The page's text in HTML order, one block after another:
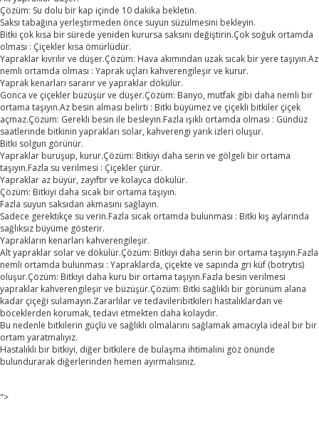
Çözüm: Su dolu bir kap içinde 10 dakika bekletin.
Saksı tabağına yerleştirmeden önce suyun süzülmesini bekleyin.
Bitki çok kısa bir sürede yeniden kurursa saksını değiştirin.Çok soğuk ortamda
olması : Çiçekler kısa ömürlüdür.
Yapraklar kıvrılır ve düşer.Çözüm: Hava akımından uzak sıcak bir yere taşıyın.Az
nemli ortamda olması : Yaprak uçları kahverengileşir ve kurur.
Yaprak kenarları sararır ve yapraklar dökülür.
Gonca ve çiçekler büzüşür ve düşer.Çözüm: Banyo, mutfak gibi daha nemli bir
ortama taşıyın.Az besin alması belirti : Bitki büyümez ve çiçekli bitkiler çiçek
açmaz.Çözüm: Gerekli besin ile besleyin.Fazla ışıklı ortamda olması : Gündüz
saatlerinde bitkinin yaprakları solar, kahverengi yarık izleri oluşur.
Bitki solgun görünür.
Yapraklar buruşup, kurur.Çözüm: Bitkiyi daha serin ve gölgeli bir ortama
taşıyın.Fazla su verilmesi : Çiçekler çürür.
Yapraklar az büyür, zayıftır ve kolayca dökülür.
Çözüm: Bitkiyi daha sıcak bir ortama taşıyın.
Fazla suyun saksıdan akmasını sağlayın.
Sadece gerektikçe su verin.Fazla sıcak ortamda bulunması : Bitki kış aylarında
sağlıksız büyüme gösterir.
Yaprakların kenarları kahverengileşir.
Alt yapraklar solar ve dökülür.Çözüm: Bitkiyi daha serin bir ortama taşıyın.Fazla
nemli ortamda bulunması : Yapraklarda, çiçekte ve sapında gri küf (botrytis)
oluşur.Çözüm: Bitkiyi daha kuru bir ortama taşıyın.Fazla besin verilmesi
yapraklar kahverengileşir ve büzüşür.Çözüm: Bitki sağlıklı bir görünüm alana
kadar çiçeği sulamayın.Zararlılar ve tedavileribitkileri hastalıklardan ve
böceklerden korumak, tedavi etmekten daha kolaydır.
Bu nedenle bitkilerin güçlü ve sağlıklı olmalarını sağlamak amacıyla ideal bir bir
ortam yaratmalıyız.
Hastalıklı bir bitkiyi, diğer bitkilere de bulaşma ihtimalini göz önünde
bulundurarak diğerlerinden hemen ayırmalısınız.
">